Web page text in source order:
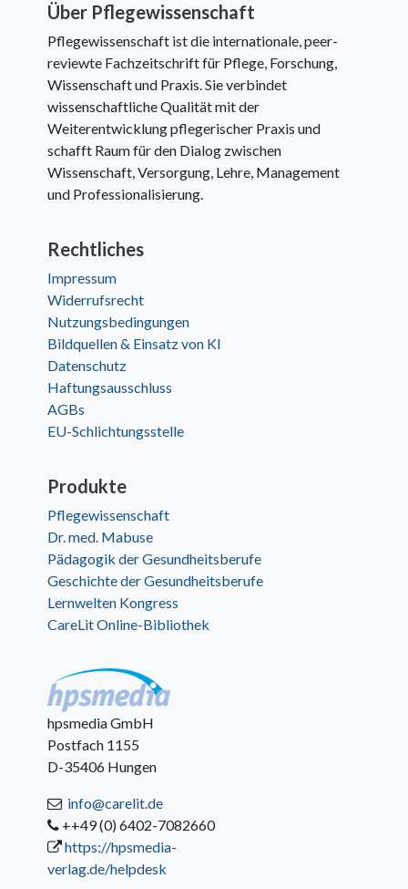
Über Pflegewissenschaft
Pflegewissenschaft ist die internationale, peer-
reviewte Fachzeitschrift für Pflege, Forschung,
Wissenschaft und Praxis. Sie verbindet
wissenschaftliche Qualität mit der
Weiterentwicklung pflegerischer Praxis und
schafft Raum für den Dialog zwischen
Wissenschaft, Versorgung, Lehre, Management
und Professionalisierung.
Rechtliches
Impressum
Widerrufsrecht
Nutzungsbedingungen
Bildquellen & Einsatz von KI
Datenschutz
Haftungsausschluss
AGBs
EU-Schlichtungsstelle
Produkte
Pflegewissenschaft
Dr. med. Mabuse
Pädagogik der Gesundheitsberufe
Geschichte der Gesundheitsberufe
Lernwelten Kongress
CareLit Online-Bibliothek
hpsmedia GmbH
Postfach 1155
D-35406 Hungen
info@carelit.de
++49 (0) 6402-7082660
https://hpsmedia-
verlag.de/helpdesk